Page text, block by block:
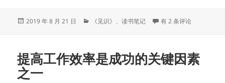
发
2019 年 8 月 21 日
分《见识》 、读书笔记 增长的思考
有 2 条评论
提高工作效率是成功的关键因素
之一